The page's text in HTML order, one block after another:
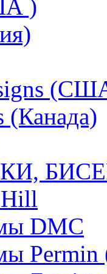
)
(Канада)
DMC
Permin